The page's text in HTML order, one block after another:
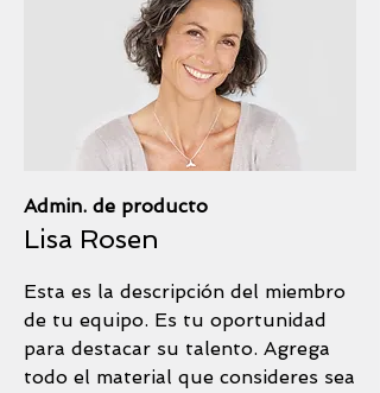
Admin. de producto
Lisa Rosen
Esta es la descripción del miembro
de tu equipo. Es tu oportunidad
para destacar su talento. Agrega
todo el material que consideres sea